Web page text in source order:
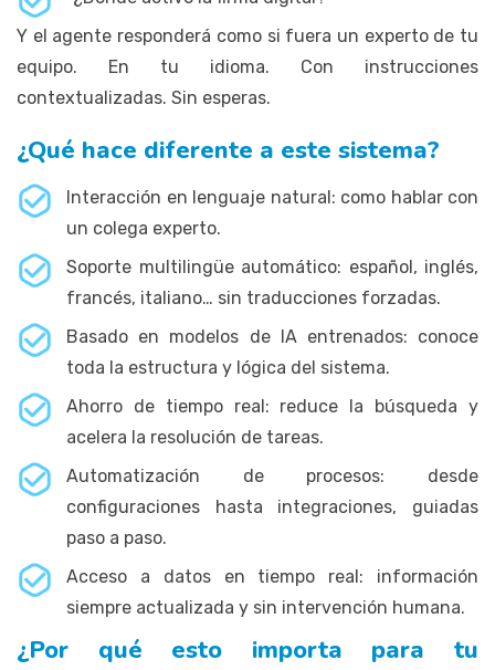
Y el agente responderá como si fuera un experto de tu
equipo. En tu idioma. Con instrucciones
contextualizadas. Sin esperas.
¿Qué hace diferente a este sistema?
Interacción en lenguaje natural: como hablar con
un colega experto.
Soporte multilingüe automático: español, inglés,
francés, italiano… sin traducciones forzadas.
Basado en modelos de IA entrenados: conoce
toda la estructura y lógica del sistema.
Ahorro de tiempo real: reduce la búsqueda y
acelera la resolución de tareas.
Automatización de procesos: desde
configuraciones hasta integraciones, guiadas
paso a paso.
Acceso a datos en tiempo real: información
siempre actualizada y sin intervención humana.
¿Por qué esto importa para tu